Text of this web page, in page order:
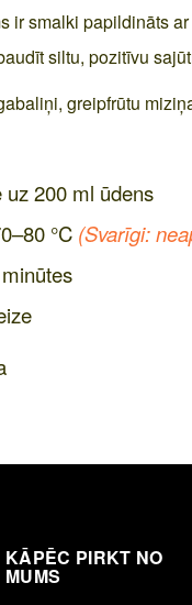
ir smalki papildināts
siltu, pozitīvu
greipfrūtu
uz 200 ml ūdens
°C (Svarīgi:
KĀPĒC PIRKT NO
MUMS